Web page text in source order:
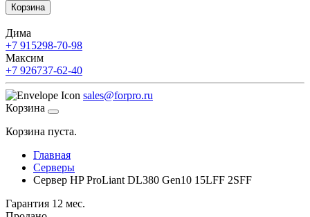
Корзина
Дима
+7 915298-70-98
Максим
+7 926737-62-40
sales@forpro.ru
Корзина
Корзина пуста.
Главная
Серверы
Сервер HP ProLiant DL380 Gen10 15LFF 2SFF
Гарантия 12 мес.